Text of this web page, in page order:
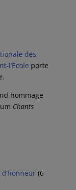
des
l’École porte
.
hommage
Chants
d’honneur(6